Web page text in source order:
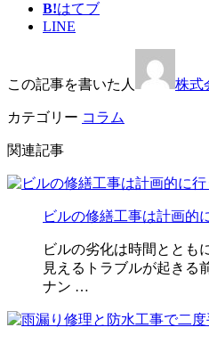
B!はてブ
LINE
この記事を書いた人 株式
カテゴリー コラム
関連記事
ビルの修繕工事は計画的
ビルの劣化は時間ととも
見えるトラブルが起きる
ナン …